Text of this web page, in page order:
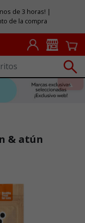
de 3 horas! |
de la compra
& atún